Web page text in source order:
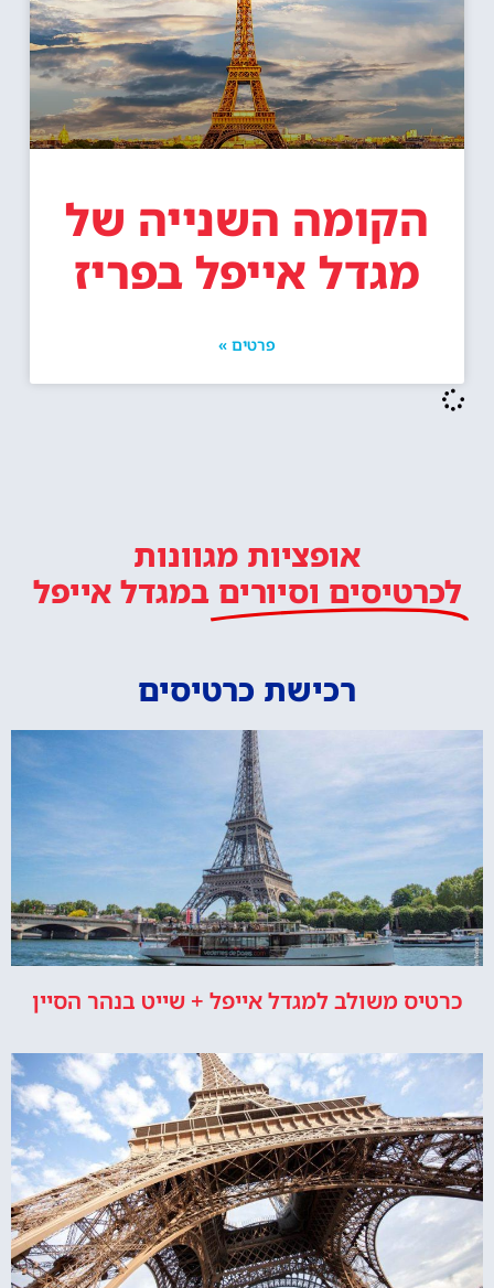
הקומה השנייה של
מגדל אייפל בפריז
פרטים »
אופציות מגוונות
לכרטיסים וסיורים במגדל אייפל
רכישת כרטיסים
כרטיס משולב למגדל אייפל + שייט בנהר הסיין